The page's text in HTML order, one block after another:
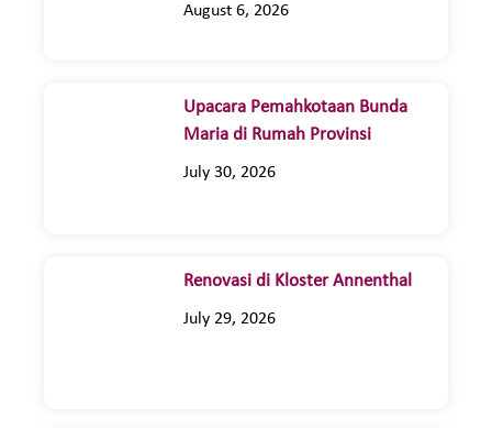
August 6, 2026
Upacara Pemahkotaan Bunda
Maria di Rumah Provinsi
July 30, 2026
Renovasi di Kloster Annenthal
July 29, 2026